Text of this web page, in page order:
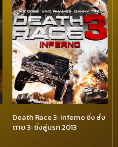
Death Race 3: Inferno ซิ่ง สั่ง
ตาย 3: ซิ่งสู่นรก 2013